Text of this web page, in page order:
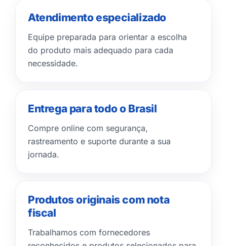
Atendimento especializado
Equipe preparada para orientar a escolha
do produto mais adequado para cada
necessidade.
Entrega para todo o Brasil
Compre online com segurança,
rastreamento e suporte durante a sua
jornada.
Produtos originais com nota
fiscal
Trabalhamos com fornecedores